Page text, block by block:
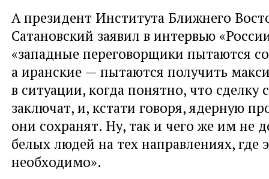
А президент Института Ближнего
Сатановский заявил в интервью
«западные переговорщики пытаются
а иранские — пытаются получить
в ситуации, когда понятно, что сделку
заключат, и, кстати говоря, ядерную
они сохранят. Ну, так и чего же им не
белых людей на тех направлениях, где
необходимо».